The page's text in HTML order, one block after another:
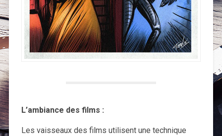
L’ambiance des films :
Les vaisseaux des films utilisent une technique